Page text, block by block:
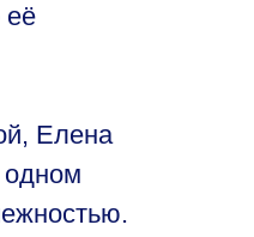
её
Елена
одном